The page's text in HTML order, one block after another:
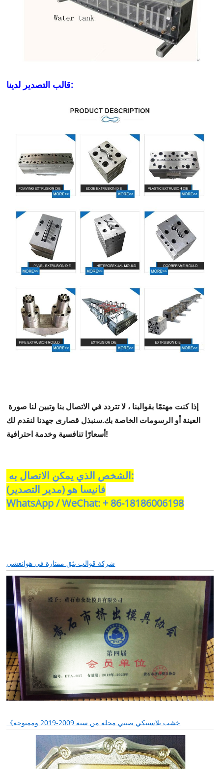
قالب التصدير لدينا:
إذا كنت مهتمًا بقوالبنا ، لا تتردد في الاتصال بنا وتبين لنا صورة
العينة أو الرسومات الخاصة بك.سنبذل قصارى جهدنا لنقدم لك
أسعارًا تنافسية وخدمة احترافية!
الشخص الذي يمكن الاتصال به:
فانيسا هو (مدير التصدير)
WhatsApp / WeChat: + 86-18186006198
شركة قوالب بثق ممتازة في هوانغشي
《خشب بلاستيكي صيني مجلة من سنة 2009-2019 وممنوحة